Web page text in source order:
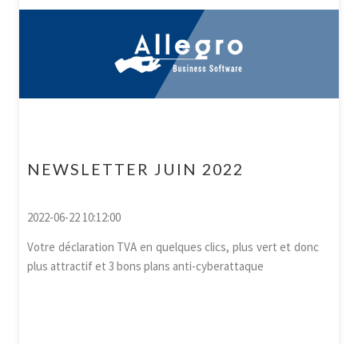
NEWSLETTER JUIN 2022
2022-06-22 10:12:00
Votre déclaration TVA en quelques clics, plus vert et donc
plus attractif et 3 bons plans anti-cyberattaque